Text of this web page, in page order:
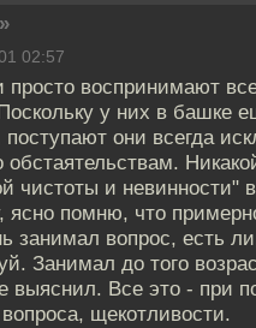
»
02:57
просто воспринимают
у них в башке
они всегда
обстаятельствам.
чистоты и невинности"
ясно помню, что
занимал вопрос, есть
Занимал до того
выяснил. Все это - при
вопроса, щекотливости.